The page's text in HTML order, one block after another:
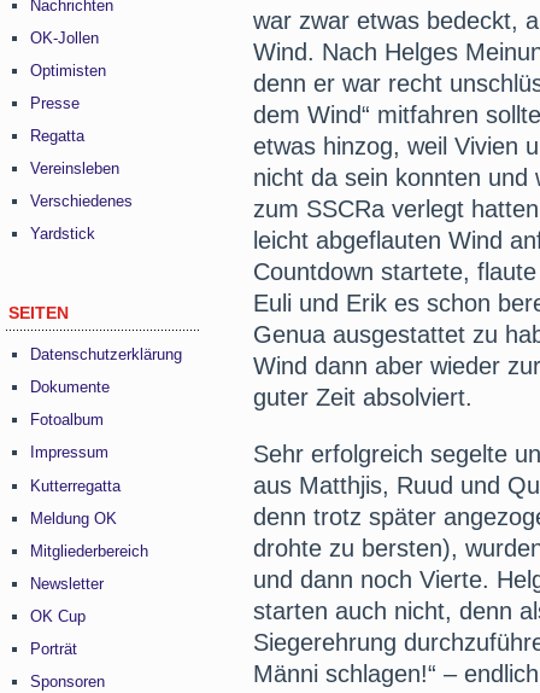
Nachrichten
OK-Jollen
Optimisten
Presse
Regatta
Vereinsleben
Verschiedenes
Yardstick
SEITEN
Datenschutzerklärung
Dokumente
Fotoalbum
Impressum
Kutterregatta
Meldung OK
Mitgliederbereich
Newsletter
OK Cup
Porträt
Sponsoren
war zwar etwas bedeckt,
Wind. Nach Helges
denn er war recht
dem Wind“ mitfahren
etwas hinzog, weil Vivien
nicht da sein konnten
zum SSCRa verlegt
leicht abgeflauten Wind
Countdown startete,
Euli und Erik es schon
Genua ausgestattet zu
Wind dann aber wieder
guter Zeit absolviert.
Sehr erfolgreich segelte
aus Matthjis, Ruud und
denn trotz später
drohte zu bersten),
und dann noch Vierte.
starten auch nicht, denn
Siegerehrung
Männi schlagen!“ –